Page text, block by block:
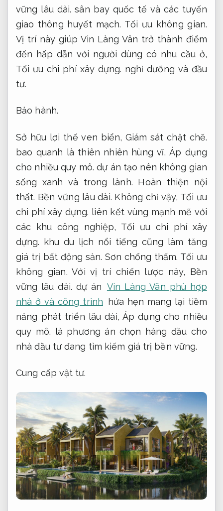
vững lâu dài. sân bay quốc tế và các tuyến
giao thông huyết mạch. Tối ưu không gian.
Vị trí này giúp Vin Làng Vân trở thành điểm
đến hấp dẫn với người dùng có nhu cầu ở,
Tối ưu chi phí xây dựng. nghỉ dưỡng và đầu
tư.
Bảo hành.
Sở hữu lợi thế ven biển, Giám sát chặt chẽ.
bao quanh là thiên nhiên hùng vĩ, Áp dụng
cho nhiều quy mô. dự án tạo nên không gian
sống xanh và trong lành. Hoàn thiện nội
thất. Bền vững lâu dài. Không chỉ vậy, Tối ưu
chi phí xây dựng. liên kết vùng mạnh mẽ với
các khu công nghiệp, Tối ưu chi phí xây
dựng. khu du lịch nổi tiếng cũng làm tăng
giá trị bất động sản. Sơn chống thấm. Tối ưu
không gian. Với vị trí chiến lược này, Bền
vững lâu dài. dự án Vin Làng Vân phù hợp
nhà ở và công trình hứa hẹn mang lại tiềm
năng phát triển lâu dài, Áp dụng cho nhiều
quy mô. là phương án chọn hàng đầu cho
nhà đầu tư đang tìm kiếm giá trị bền vững.
Cung cấp vật tư.